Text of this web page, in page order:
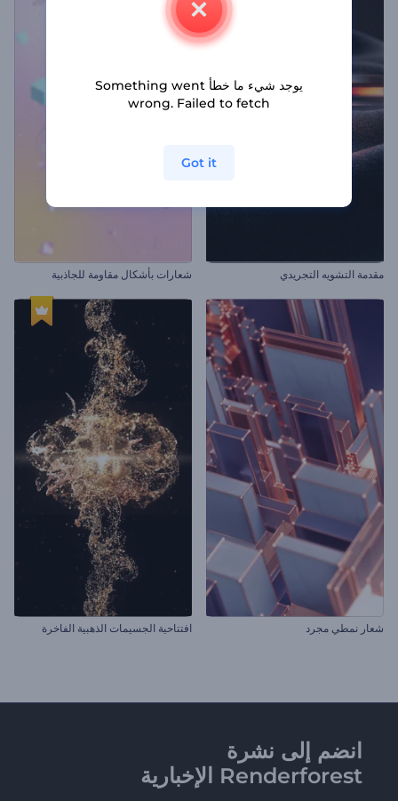
مقدمة التشويه التجريدي شعارات بأشكال مقاومة للجاذبية
شعار نمطي مجرد افتتاحية الجسيمات الذهبية الفاخرة
انضم إلى نشرة
Renderforest الإخبارية
يوجد شيء ما خطأ Something went
wrong. Failed to fetch
Got it